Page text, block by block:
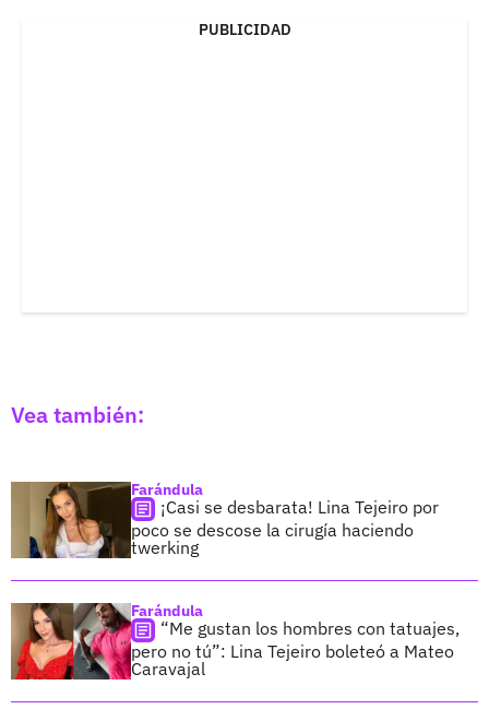
PUBLICIDAD
Vea también:
Farándula
¡Casi se desbarata! Lina Tejeiro por
poco se descose la cirugía haciendo
twerking
Farándula
“Me gustan los hombres con tatuajes,
pero no tú”: Lina Tejeiro boleteó a Mateo
Caravajal